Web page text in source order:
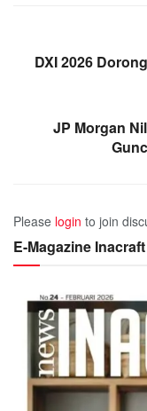
DXI 2026
JP Morgan
Please login to join
E-Magazine